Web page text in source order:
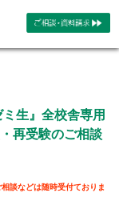
生』全校舎専用
再受験のご相談
談などは随時受付ておりま